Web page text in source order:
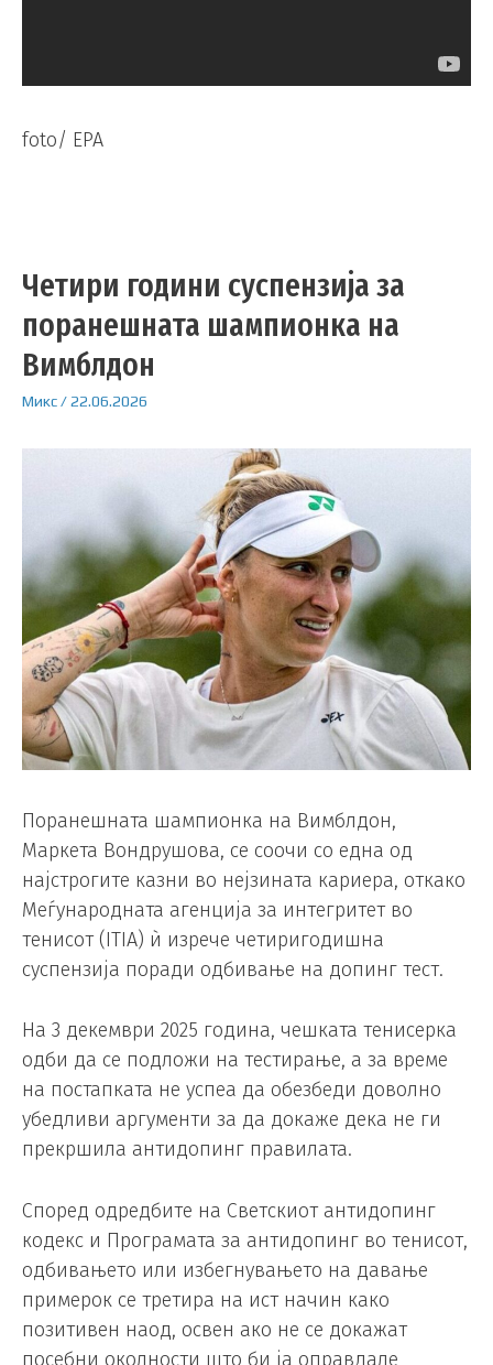
foto/ EPA
Четири години суспензија за
поранешната шампионка на
Вимблдон
Микс/22.06.2026
Поранешната шампионка на Вимблдон,
Маркета Вондрушова, се соочи со една од
најстрогите казни во нејзината кариера, откако
Меѓународната агенција за интегритет во
тенисот (ITIA) ѝ изрече четиригодишна
суспензија поради одбивање на допинг тест.
На 3 декември 2025 година, чешката тенисерка
одби да се подложи на тестирање, а за време
на постапката не успеа да обезбеди доволно
убедливи аргументи за да докаже дека не ги
прекршила антидопинг правилата.
Според одредбите на Светскиот антидопинг
кодекс и Програмата за антидопинг во тенисот,
одбивањето или избегнувањето на давање
примерок се третира на ист начин како
позитивен наод, освен ако не се докажат
посебни околности што би ја оправдале